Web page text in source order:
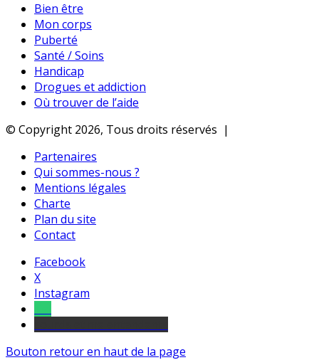
Bien être
Mon corps
Puberté
Santé / Soins
Handicap
Drogues et addiction
Où trouver de l’aide
© Copyright 2026, Tous droits réservés |
Partenaires
Qui sommes-nous ?
Mentions légales
Charte
Plan du site
Contact
Facebook
X
Instagram
Bouton retour en haut de la page